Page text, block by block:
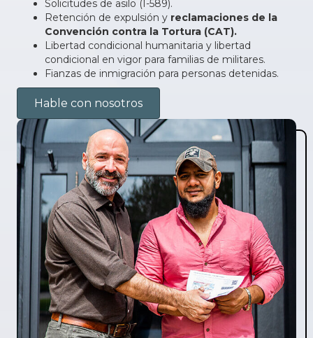
Solicitudes de asilo (I-589).
Retención de expulsión y reclamaciones de la
Convención contra la Tortura (CAT).
Libertad condicional humanitaria y libertad
condicional en vigor para familias de militares.
Fianzas de inmigración para personas detenidas.
Hable con nosotros